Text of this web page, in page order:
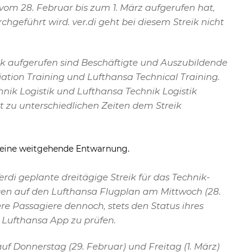
28. Februar bis zum 1. März aufgerufen hat,
wird. ver.di geht bei diesem Streik nicht
aufgerufen sind Beschäftigte und Auszubildende
Training und Lufthansa Technical Training.
Logistik und Lufthansa Technik Logistik
zu unterschiedlichen Zeiten dem Streik
weitgehende Entwarnung.
geplante dreitägige Streik für das Technik-
auf den Lufthansa Flugplan am Mittwoch (28.
Passagiere dennoch, stets den Status ihres
App zu prüfen.
Donnerstag (29. Februar) und Freitag (1. März)